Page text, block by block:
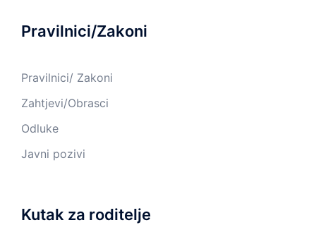
Pravilnici/Zakoni
Pravilnici/ Zakoni
Zahtjevi/Obrasci
Odluke
Javni pozivi
Kutak za roditelje